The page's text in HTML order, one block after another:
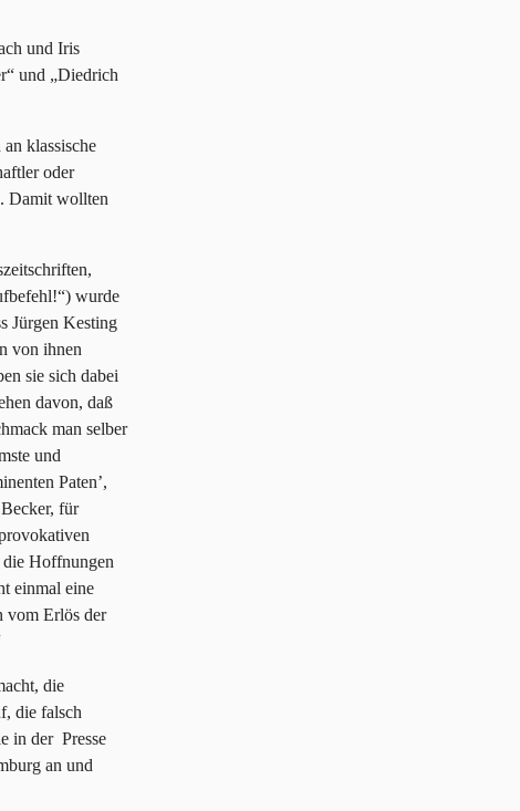
und Iris
und „Diedrich
klassische
oder
Damit wollten
wurde
Jürgen Kesting
von ihnen
sie sich dabei
davon, daß
man selber
und
Paten’,
für
die Hoffnungen
einmal eine
vom Erlös der
die
die falsch
in der Presse
an und